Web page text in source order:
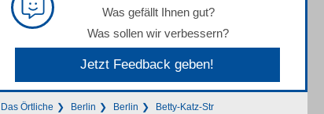
Was gefällt Ihnen gut?
Was sollen wir verbessern?
Jetzt Feedback geben!
Das Örtliche Berlin Berlin Betty-Katz-Str